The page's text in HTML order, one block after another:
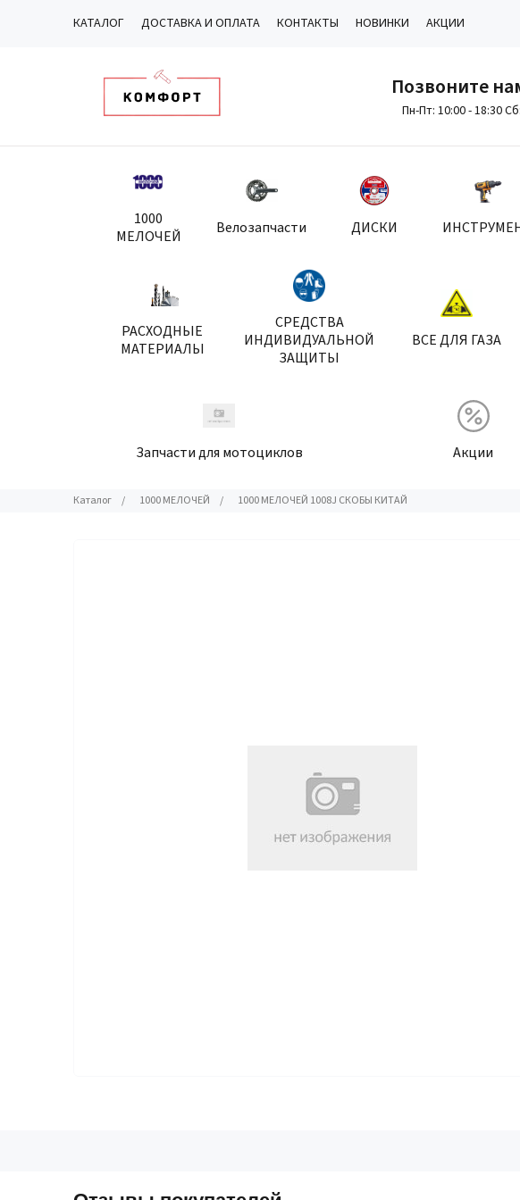
КАТАЛОГ ДОСТАВКА И ОПЛАТА КОНТАКТЫ НОВИНКИ АКЦИИ
Позвоните
Пн-Пт: 10:00 - 18:30
1000
МЕЛОЧЕЙ
Велозапчасти ДИСКИ
РАСХОДНЫЕ
МАТЕРИАЛЫ
СРЕДСТВА
ИНДИВИДУАЛЬНОЙ
ЗАЩИТЫ
ВСЕ ДЛЯ ГАЗА
Запчасти для мотоциклов Акции
Каталог / 1000 МЕЛОЧЕЙ / 1000 МЕЛОЧЕЙ 1008J СКОБЫ КИТАЙ